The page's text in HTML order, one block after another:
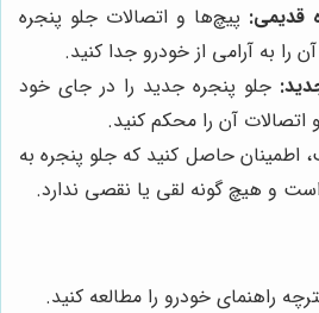
قدیمی: پیچ‌ها و اتصالات جلو پنجره
را به آرامی از خودرو جدا کنید.
جلو پنجره جدید را در جای خود
اتصالات آن را محکم کنید.
حاصل کنید که جلو پنجره به
و هیچ گونه لقی یا نقصی ندارد.
راهنمای خودرو را مطالعه کنید.